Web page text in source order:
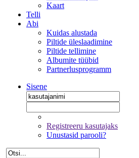
Kaart
Telli
Abi
Kuidas alustada
Piltide üleslaadimine
Piltide tellimine
Albumite tüübid
Partnerlusprogramm
Sisene
Registreeru kasutajaks
Unustasid parooli?